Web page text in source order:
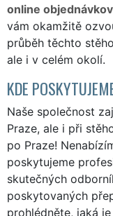
online
vám okamžitě
průběh těchto
ale i v celém okolí.
KDE
Naše společnost
Praze, ale i při
po Praze!
poskytujeme
skutečných
poskytovaných
prohlédněte, jaká